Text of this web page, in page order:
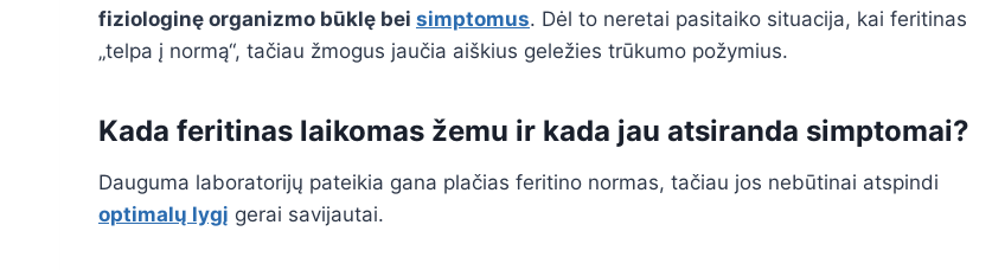
fiziologinę organizmo būklę bei simptomus. Dėl to neretai pasitaiko situacija, kai feritinas
„telpa į normą“, tačiau žmogus jaučia aiškius geležies trūkumo požymius.
Kada feritinas laikomas žemu ir kada jau atsiranda simptomai?
Dauguma laboratorijų pateikia gana plačias feritino normas, tačiau jos nebūtinai atspindi
optimalų lygį gerai savijautai.